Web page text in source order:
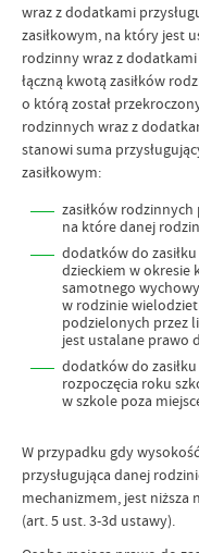
wraz z dodatkami
zasiłkowym, na który jest
rodzinny wraz z
łączną kwotą zasiłków
o którą został
rodzinnych wraz z
stanowi suma
zasiłkowym:
zasiłków
na które danej
dodatków do
dzieckiem w okresie
samotnego
w rodzinie
podzielonych przez
jest ustalane prawo
dodatków do
rozpoczęcia roku
w szkole poza
W przypadku gdy
przysługująca danej
mechanizmem, jest niższa
(art. 5 ust. 3-3d ustawy).